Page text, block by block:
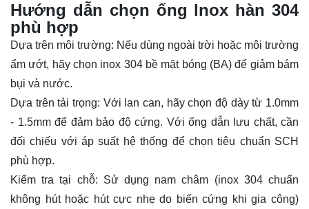
Hướng dẫn chọn ống lnox hàn 304
phù hợp
Dựa trên môi trường: Nếu dùng ngoài trời hoặc môi trường
ẩm ướt, hãy chọn inox 304 bề mặt bóng (BA) để giảm bám
bụi và nước.
Dựa trên tải trọng: Với lan can, hãy chọn độ dày từ 1.0mm
- 1.5mm để đảm bảo độ cứng. Với ống dẫn lưu chất, cần
đối chiếu với áp suất hệ thống để chọn tiêu chuẩn SCH
phù hợp.
Kiểm tra tại chỗ: Sử dụng nam châm (inox 304 chuẩn
không hút hoặc hút cực nhẹ do biến cứng khi gia công)